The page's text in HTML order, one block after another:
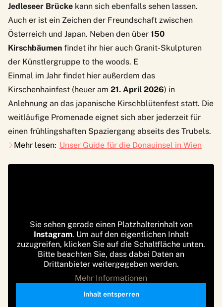
Jedleseer Brücke kann sich ebenfalls sehen lassen.
Auch er ist ein Zeichen der Freundschaft zwischen
Österreich und Japan. Neben den über 150
Kirschbäumen findet ihr hier auch Granit-Skulpturen
der Künstlergruppe to the woods. E
Einmal im Jahr findet hier außerdem das
Kirschenhainfest (heuer am 21. April 2026) in
Anlehnung an das japanische Kirschblütenfest statt. Die
weitläufige Promenade eignet sich aber jederzeit für
einen frühlingshaften Spaziergang abseits des Trubels.
Mehr lesen: Unser Guide für die Donauinsel in Wien
Sie sehen gerade einen Platzhalterinhalt von
Instagram. Um auf den eigentlichen Inhalt
zuzugreifen, klicken Sie auf die Schaltfläche unten.
Bitte beachten Sie, dass dabei Daten an
Drittanbieter weitergegeben werden.
Mehr Informationen
Inhalt entsperren